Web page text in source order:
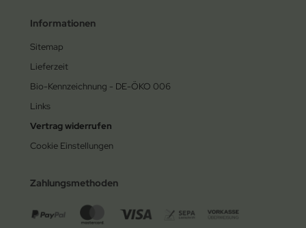
Informationen
Sitemap
Lieferzeit
Bio-Kennzeichnung - DE-ÖKO 006
Links
Vertrag widerrufen
Cookie Einstellungen
Zahlungsmethoden